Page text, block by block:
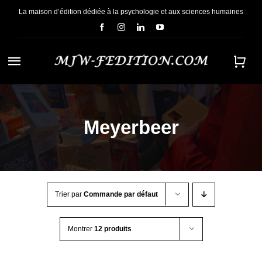
PasserLa maison d’édition dédiée à la psychologie et aux sciences humaines
Navigation
à
bascule
ACCUEIL
NOUS CONNAÎTRE
CONTACT
Meyerbeer
Trier par Commande par défaut
Montrer 12 produits